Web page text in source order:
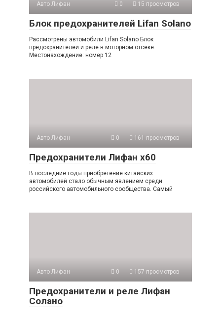
Авто Лифан 0 15 просмотров
Блок предохранителей Lifan Solano
Рассмотрены автомобили Lifan Solano Блок
предохранителей и реле в моторном отсеке.
Местонахождение: номер 12
Авто Лифан 0 161 просмотров
Предохранители Лифан х60
В последние годы приобретение китайских
автомобилей стало обычным явлением среди
российского автомобильного сообщества. Самый
Авто Лифан 0 157 просмотров
Предохранители и реле Лифан
Солано